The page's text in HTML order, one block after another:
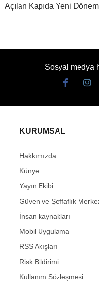
Açılan Kapıda Yeni Dönem
Sosyal medya
KURUMSAL
Hakkımızda
Künye
Yayın Ekibi
Güven ve Şeffaflık
İnsan kaynakları
Mobil Uygulama
RSS Akışları
Risk Bildirimi
Kullanım Sözleşmesi